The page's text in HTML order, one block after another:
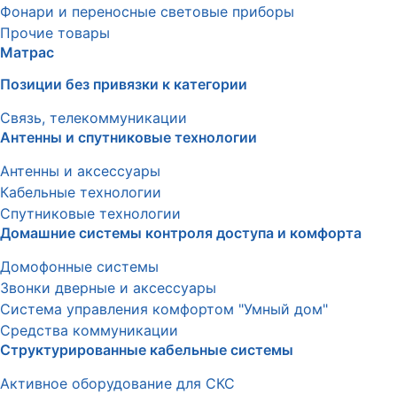
Фонари и переносные световые приборы
Прочие товары
Матрас
Позиции без привязки к категории
Связь, телекоммуникации
Антенны и спутниковые технологии
Антенны и аксессуары
Кабельные технологии
Спутниковые технологии
Домашние системы контроля доступа и комфорта
Домофонные системы
Звонки дверные и аксессуары
Система управления комфортом "Умный дом"
Средства коммуникации
Структурированные кабельные системы
Активное оборудование для СКС